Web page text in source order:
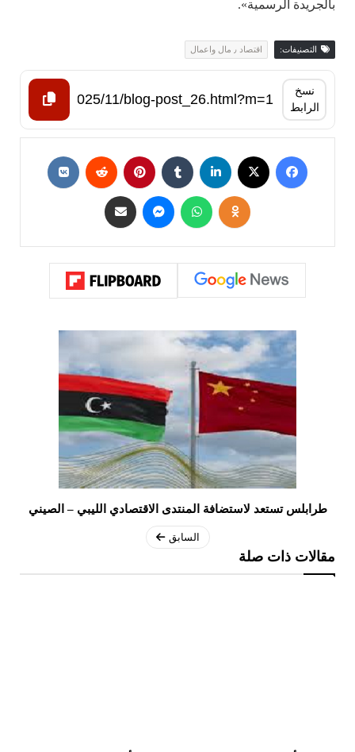
بالجريدة الرسمية».
التصنيفات: اقتصاد ٫ مال واعمال
نسخ
الرابط
طرابلس تستعد لاستضافة المنتدى الاقتصادي الليبي – الصيني
السابق
مقالات ذات صلة